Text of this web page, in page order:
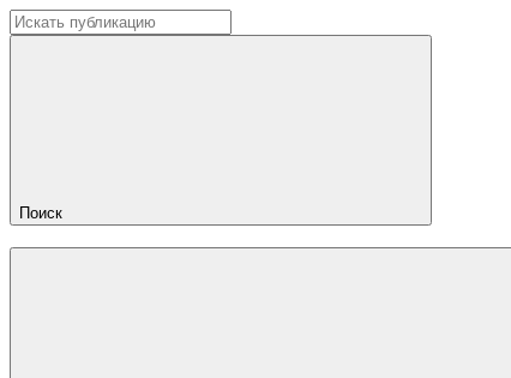
Поиск